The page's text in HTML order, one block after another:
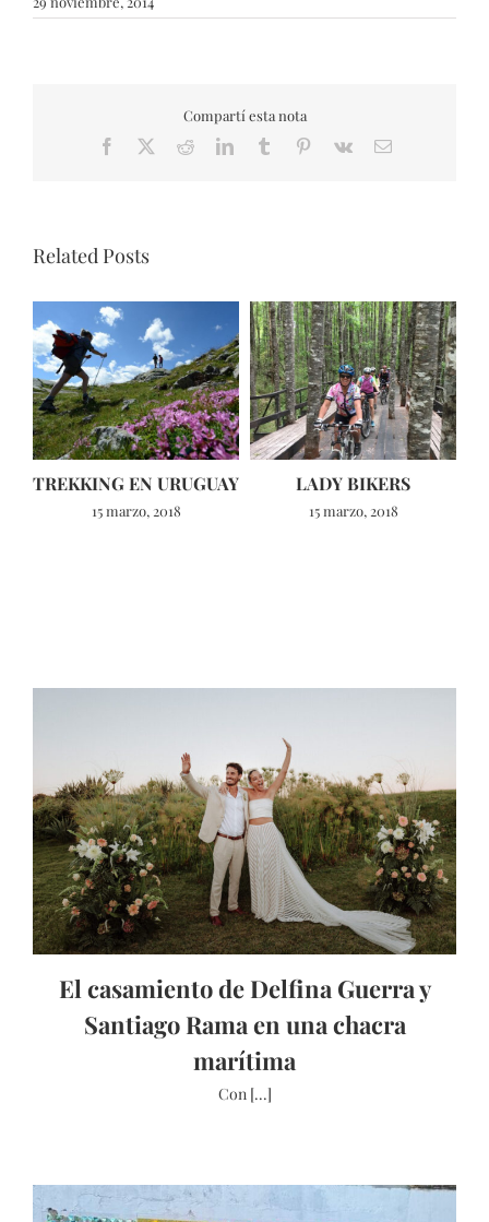
Compartí esta nota
Facebook RedditLinkedInTumblr Pinterest
Vk Email
Related Posts
TREKKING EN URUGUAY
15 marzo, 2018
LADY BIKERS
15 marzo, 2018
El casamiento de Delfina Guerra y
Santiago Rama en una chacra
marítima
Con [...]